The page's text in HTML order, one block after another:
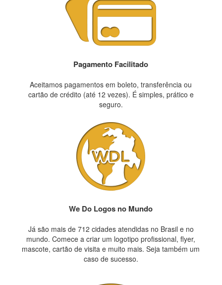
Pagamento Facilitado
Aceitamos pagamentos em boleto, transferência ou
cartão de crédito (até 12 vezes). É simples, prático e
seguro.
We Do Logos no Mundo
Já são mais de 712 cidades atendidas no Brasil e no
mundo. Comece a criar um logotipo profissional, flyer,
mascote, cartão de visita e muito mais. Seja também um
caso de sucesso.